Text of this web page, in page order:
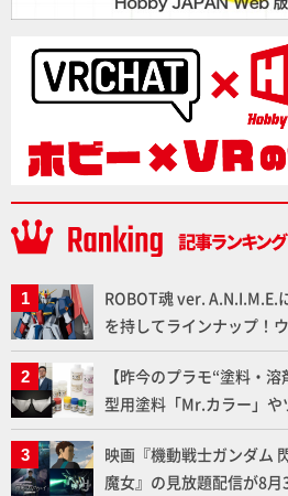
ROBOT魂 ver. A.N.I.M.E.
を持してラインナップ！
劇中どおりのプロポーシ
ダム】
【昨今のプラモ“塗料・
型用塗料「Mr.カラー」
クレオス」が語るラッカ
映画『機動戦士ガンダム
魔女』の見放題配信が8